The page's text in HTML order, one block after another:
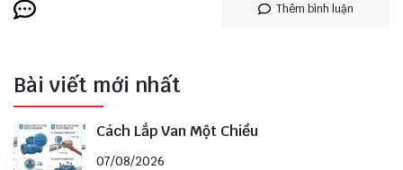
Thêm bình luận
Bài viết mới nhất
Cách Lắp Van Một Chiều
07/08/2026